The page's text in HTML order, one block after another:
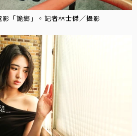
「詭鄉」。記者林士傑／攝影